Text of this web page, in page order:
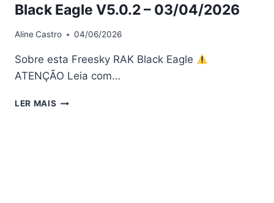
Black Eagle V5.0.2 – 03/04/2026
AlineCastro 04/06/2026
Sobre esta Freesky RAK Black Eagle
ATENÇÃO Leia com…
LER MAIS REGRAVAÇÃO